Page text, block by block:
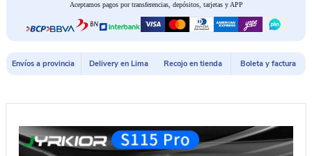
Aceptamos pagos por transferencias, depósitos, tarjetas y APP
Envíos a provincia Delivery en Lima Recojo en tienda Boleta y factura